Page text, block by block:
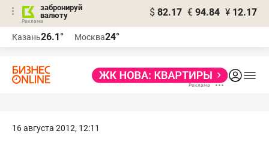
забронируй
валюту
$ 82.17 € 94.84 ¥ 12.17
Казань26.1° Москва24°
16 августа 2012, 12:11